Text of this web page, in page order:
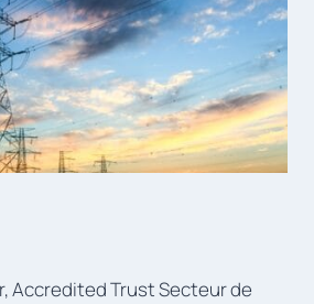
Accredited Trust Secteur de